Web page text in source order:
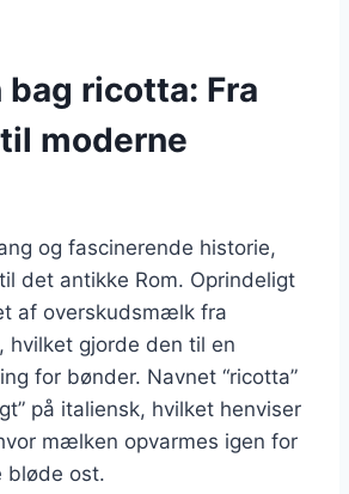
ricotta: Fra
moderne
og fascinerende historie,
det antikke Rom. Oprindeligt
af overskudsmælk fra
hvilket gjorde den til en
for bønder. Navnet “ricotta”
på italiensk, hvilket henviser
mælken opvarmes igen for
bløde ost.